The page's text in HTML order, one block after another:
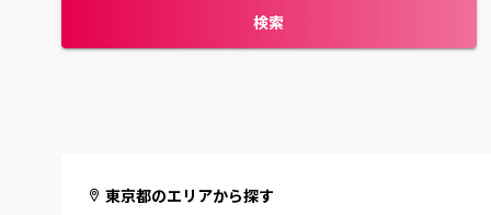
日暮里・駒込・千駄木
検索
東京都のエリアから探す